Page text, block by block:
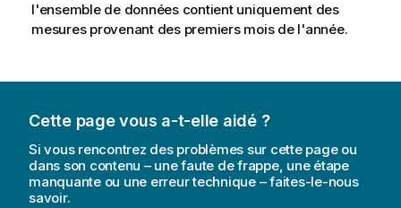
l'ensemble de données contient uniquement des
mesures provenant des premiers mois de l'année.
Cette page vous a-t-elle aidé ?
Si vous rencontrez des problèmes sur cette page ou
dans son contenu – une faute de frappe, une étape
manquante ou une erreur technique – faites-le-nous
savoir.